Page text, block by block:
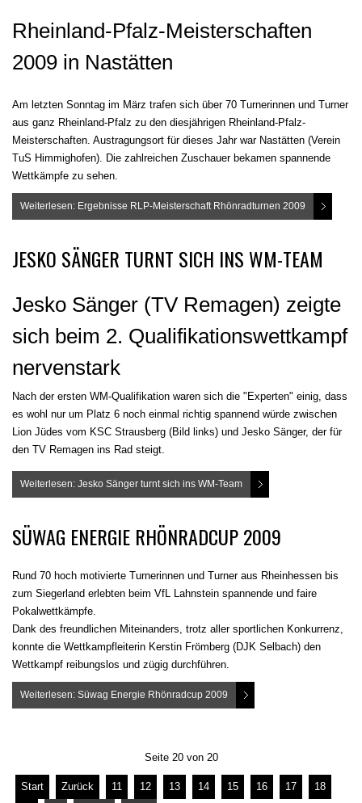
Rheinland-Pfalz-Meisterschaften
2009 in Nastätten
Am letzten Sonntag im März trafen sich über 70 Turnerinnen und Turner
aus ganz Rheinland-Pfalz zu den diesjährigen Rheinland-Pfalz-
Meisterschaften. Austragungsort für dieses Jahr war Nastätten (Verein
TuS Himmighofen). Die zahlreichen Zuschauer bekamen spannende
Wettkämpfe zu sehen.
Weiterlesen: Ergebnisse RLP-Meisterschaft Rhönradturnen 2009
JESKO SÄNGER TURNT SICH INS WM-TEAM
Jesko Sänger (TV Remagen) zeigte
sich beim 2. Qualifikationswettkampf
nervenstark
Nach der ersten WM-Qualifikation waren sich die "Experten" einig, dass
es wohl nur um Platz 6 noch einmal richtig spannend würde zwischen
Lion Jüdes vom KSC Strausberg (Bild links) und Jesko Sänger, der für
den TV Remagen ins Rad steigt.
Weiterlesen: Jesko Sänger turnt sich ins WM-Team
SÜWAG ENERGIE RHÖNRADCUP 2009
Rund 70 hoch motivierte Turnerinnen und Turner aus Rheinhessen bis
zum Siegerland erlebten beim VfL Lahnstein spannende und faire
Pokalwettkämpfe.
Dank des freundlichen Miteinanders, trotz aller sportlichen Konkurrenz,
konnte die Wettkampfleiterin Kerstin Frömberg (DJK Selbach) den
Wettkampf reibungslos und zügig durchführen.
Weiterlesen: Süwag Energie Rhönradcup 2009
Seite 20 von 20
Start Zurück 11 12 13 14 15 16 17
18